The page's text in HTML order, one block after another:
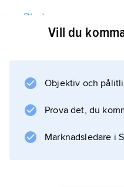
Blodregn
är samma fenomen
snötäcket under
Vill du
Objektiv och
Prova det, du
Marknadsledare i